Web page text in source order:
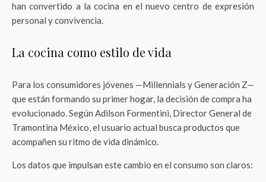
han convertido a la cocina en el nuevo centro de expresión
personal y convivencia.
La cocina como estilo de vida
Para los consumidores jóvenes —Millennials y Generación Z—
que están formando su primer hogar, la decisión de compra ha
evolucionado. Según Adilson Formentini, Director General de
Tramontina México, el usuario actual busca productos que
acompañen su ritmo de vida dinámico.
Los datos que impulsan este cambio en el consumo son claros: